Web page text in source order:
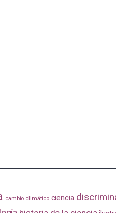
cambio climático ciencia